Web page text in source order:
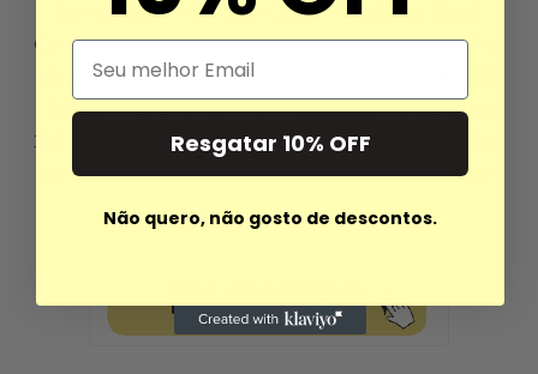
Limoneno-D / Óleo De Cravo / Gerânio / Hexil
Cinamaldeído/ Carboxialdeído 3 - Cicloexeno/ Noz
Moscada / Linalo|* Ácido Lático* Óleo De Buriti*
Hidroxietilcelulose* Edta Dissódico* Queratina
Hidrolisada* Propilenoglicol* Extrato De Quiabo*
Metil Cloro Isotiazolinona / Metil Isotizolinona*
Email
Resgatar 10% OFF
Não quero, não gosto de descontos.